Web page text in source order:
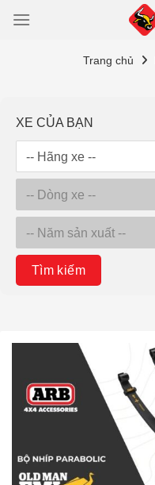
qua
Trang chủ
XE CỦA BẠN
Tìm kiếm